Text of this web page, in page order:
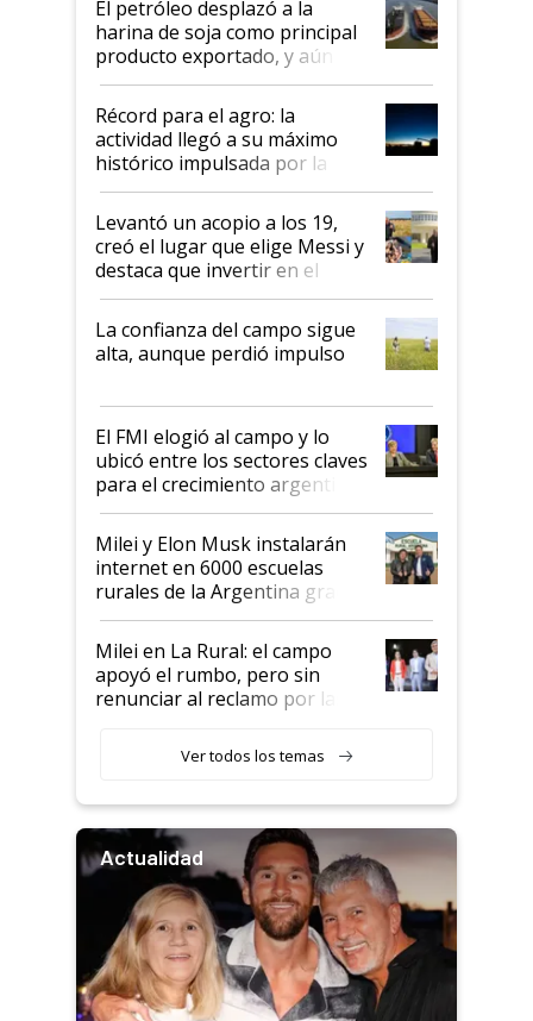
El petróleo desplazó a la
harina de soja como principal
producto exportado, y aún así
el agro aportó casi seis de cada
diez dólares y sostuvo el
liderazgo en un semestre
récord
Récord para el agro: la
actividad llegó a su máximo
histórico impulsada por la
cosecha y las exportaciones
Levantó un acopio a los 19,
creó el lugar que elige Messi y
destaca que invertir en el
kirchnerismo era como "darle
plata a un hijo para droga":
Juan Félix Rossetti, el libertario
que de una dura crisis salió
de Milei
La confianza del campo sigue
alta, aunque perdió impulso
El FMI elogió al campo y lo
ubicó entre los sectores claves
para el crecimiento argentino
Milei y Elon Musk instalarán
internet en 6000 escuelas
rurales de la Argentina gracias
a un acuerdo con Starlink
Milei en La Rural: el campo
apoyó el rumbo, pero sin
renunciar al reclamo por las
Ver todos los temas
Actualidad